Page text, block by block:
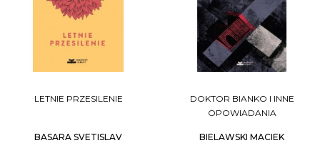
LETNIE PRZESILENIE
BASARA SVETISLAV
DOKTOR BIANKO I INNE
OPOWIADANIA
BIELAWSKI MACIEK